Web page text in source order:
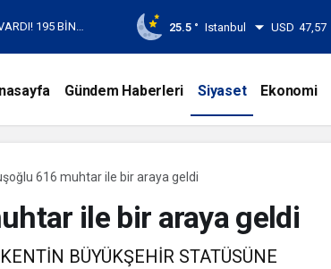
195 BİN 25.5 ° Istanbul USD 47,57
Gündem Haberleri Siyaset Ekonomi
616 muhtar ile bir araya geldi
ile bir araya geldi
BÜYÜKŞEHİR STATÜSÜNE